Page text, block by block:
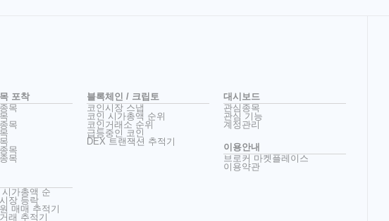
포착
목
목
목
목
가총액 순
장 등락
매매 추적기
래 추적기
블록체인 / 크립토
코인시장 스냅
코인 시가총액 순위
코인거래소 순위
급등중인 코인
DEX 트랜잭션 추적기
대시보드
관심종목
관심 기능
계정관리
이용안내
브로커 마켓플레이스
이용약관